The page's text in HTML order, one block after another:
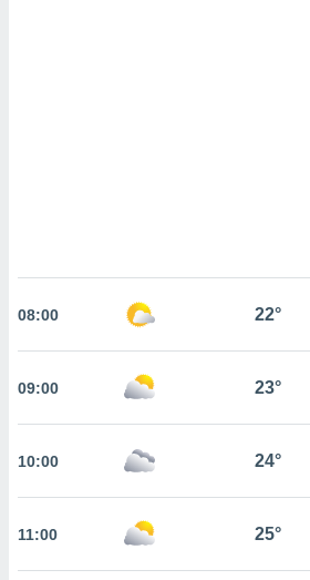
de
En
de que
08:00 22°
09:00 23°
10:00 24°
11:00 25°